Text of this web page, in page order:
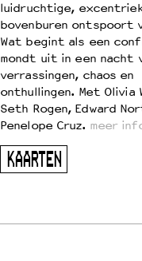
luidruchtige,
bovenburen ontspoort
Wat begint als een
mondt uit in een nacht
verrassingen, chaos en
onthullingen. Met Olivia
Seth Rogen, Edward
Penelope Cruz. meer
KAARTEN